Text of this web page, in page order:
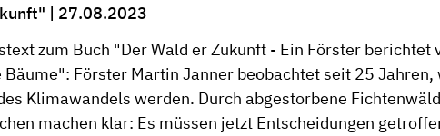
| 27.08.2023
zum Buch "Der Wald er Zukunft - Ein Förster berichtet
Bäume": Förster Martin Janner beobachtet seit 25 Jahren,
Klimawandels werden. Durch abgestorbene
machen klar: Es müssen jetzt Entscheidungen